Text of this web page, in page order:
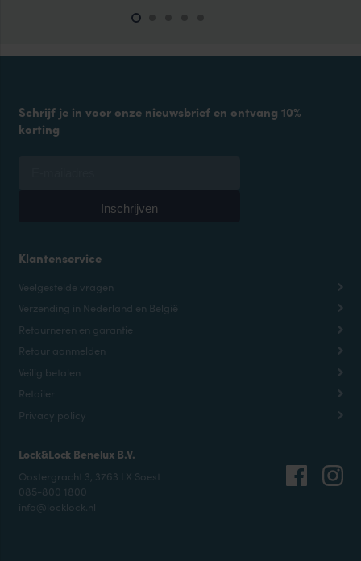
Klantenservice
Veelgestelde vragen
Verzending in Nederland en België
Retourneren en garantie
Retour aanmelden
Veilig betalen
Retailer
Privacy policy
Lock&Lock Benelux B.V.
Oostergracht 3, 3763 LX Soest
085-800 1800
info@locklock.nl
Schrijf je in voor onze nieuwsbrief en ontvang 10%
korting